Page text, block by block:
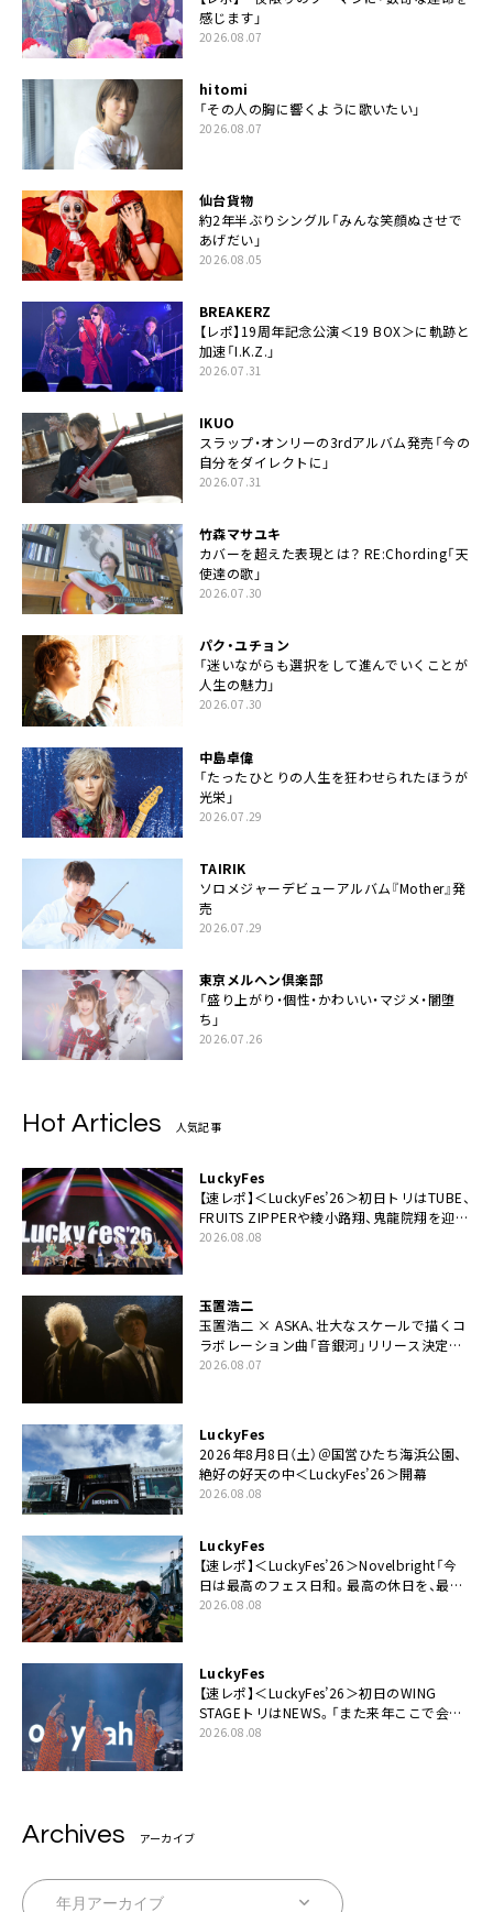
感じます」
2026.08.07
hitomi
「その人の胸に響くように歌いたい」
2026.08.07
仙台貨物
約2年半ぶりシングル「みんな笑顔ぬさせで
あげだい」
2026.08.05
BREAKERZ
【レポ】19周年記念公演＜19 BOX＞に軌跡と
加速「I.K.Z.」
2026.07.31
IKUO
スラップ・オンリーの3rdアルバム発売「今の
自分をダイレクトに」
2026.07.31
竹森マサユキ
カバーを超えた表現とは？ RE:Chording「天
使達の歌」
2026.07.30
パク・ユチョン
「迷いながらも選択をして進んでいくことが
人生の魅力」
2026.07.30
中島卓偉
「たったひとりの人生を狂わせられたほうが
光栄」
2026.07.29
TAIRIK
ソロメジャーデビューアルバム『Mother』発
売
2026.07.29
東京メルヘン倶楽部
「盛り上がり・個性・かわいい・マジメ・闇堕
ち」
2026.07.26
Hot Articles 人気記事
LuckyFes
【速レポ】＜LuckyFes’26＞初日トリはTUBE、
FRUITS ZIPPERや綾小路翔、鬼龍院翔を迎え
た豪華コラボも「知ってたらぜひ一緒に歌っ
2026.08.08
玉置浩二
玉置浩二 × ASKA、壮大なスケールで描くコ
ラボレーション曲「音銀河」リリース決定。
カップリングには新曲「命の宿り」収録も
2026.08.07
LuckyFes
2026年8月8日（土）＠国営ひたち海浜公園、
絶好の好天の中＜LuckyFes’26＞開幕
2026.08.08
LuckyFes
【速レポ】＜LuckyFes’26＞Novelbright「今
日は最高のフェス日和。最高の休日を、最高
の夏休みを作っていきたい」
2026.08.08
LuckyFes
【速レポ】＜LuckyFes’26＞初日のWING
STAGEトリはNEWS。「また来年ここで会い
ましょう！」
2026.08.08
Archives アーカイブ